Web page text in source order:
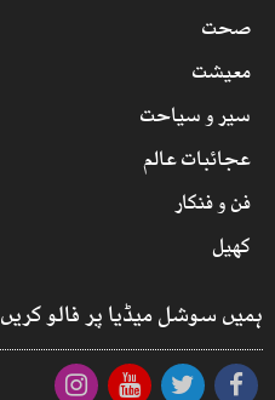
صحت
معیشت
سیر و سیاحت
عجائبات عالم
فن و فنکار
کھیل
ہمیں سوشل میڈیا پر فالو کریں